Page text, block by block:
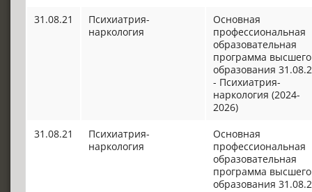
31.08.21
Психиатрия-
наркология
Основная
профессиональная
образовательная
программа высшего
образования
- Психиатрия-
наркология (2024-
2026)
31.08.21
Психиатрия-
наркология
Основная
профессиональная
образовательная
программа высшего
образования